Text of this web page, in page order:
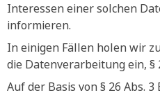
Interessen einer solchen
informieren.
In einigen Fällen holen wir
die Datenverarbeitung ein, §
Auf der Basis von § 26 Abs. 3